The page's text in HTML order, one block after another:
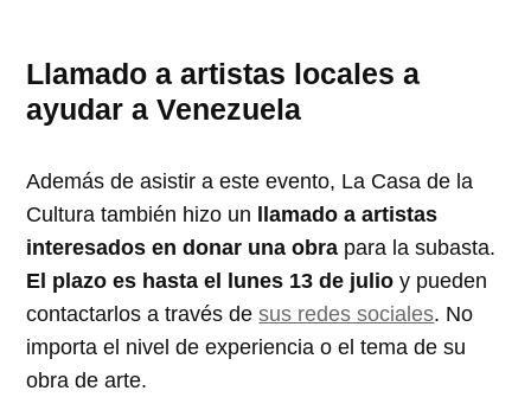
Llamado a artistas locales a
ayudar a Venezuela
Además de asistir a este evento, La Casa de la
Cultura también hizo un
llamado a artistas
interesados en donar una obra para la subasta.
El plazo es hasta el lunes 13 de julio y pueden
contactarlos a través desus redes sociales. No
importa el nivel de experiencia o el tema de su
obra de arte.